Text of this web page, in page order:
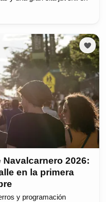
2026:
en la primera
y programación